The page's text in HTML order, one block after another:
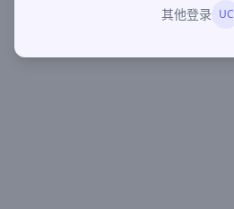
其他登录 UC